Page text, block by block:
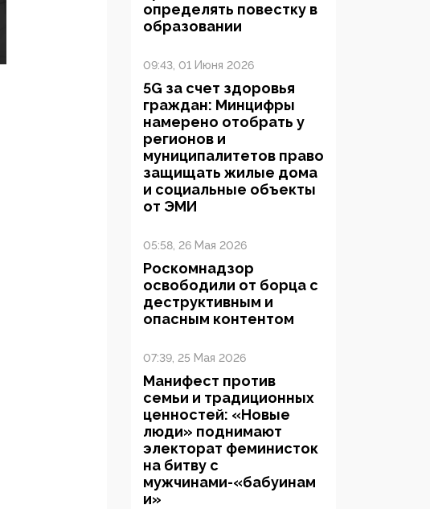
определять повестку в
образовании
09:43, 01 Июня 2026
5G за счет здоровья
граждан: Минцифры
намерено отобрать у
регионов и
муниципалитетов право
защищать жилые дома
и социальные объекты
от ЭМИ
05:58, 26 Мая 2026
Роскомнадзор
освободили от борца с
деструктивным и
опасным контентом
07:39, 25 Мая 2026
Манифест против
семьи и традиционных
ценностей: «Новые
люди» поднимают
электорат феминисток
на битву с
мужчинами-«бабуинам
и»